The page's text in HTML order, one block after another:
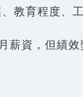
教育程度、
薪資，但績